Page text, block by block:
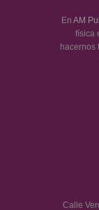
En AM
física
hacernos
Calle